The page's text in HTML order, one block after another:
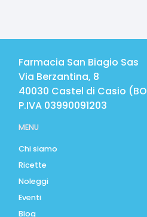
Farmacia San Biagio Sas
Via Berzantina, 8
40030 Castel di Casio (BO
P.IVA 03990091203
MENU
Chi siamo
Ricette
Noleggi
Eventi
Blog